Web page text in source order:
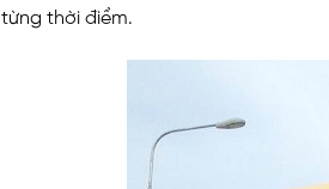
từng thời điểm.